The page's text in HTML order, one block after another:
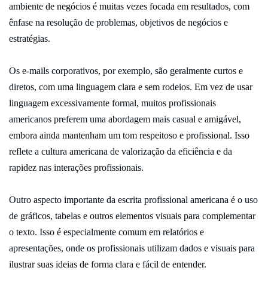
ambiente de negócios é muitas vezes focada em resultados, com
ênfase na resolução de problemas, objetivos de negócios e
estratégias.
Os e-mails corporativos, por exemplo, são geralmente curtos e
diretos, com uma linguagem clara e sem rodeios. Em vez de usar
linguagem excessivamente formal, muitos profissionais
americanos preferem uma abordagem mais casual e amigável,
embora ainda mantenham um tom respeitoso e profissional. Isso
reflete a cultura americana de valorização da eficiência e da
rapidez nas interações profissionais.
Outro aspecto importante da escrita profissional americana é o uso
de gráficos, tabelas e outros elementos visuais para complementar
o texto. Isso é especialmente comum em relatórios e
apresentações, onde os profissionais utilizam dados e visuais para
ilustrar suas ideias de forma clara e fácil de entender.